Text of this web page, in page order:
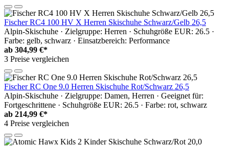
Fischer RC4 100 HV X Herren Skischuhe Schwarz/Gelb 26,5
Alpin-Skischuhe · Zielgruppe: Herren · Schuhgröße EUR: 26.5 ·
Farbe: gelb, schwarz · Einsatzbereich: Performance
ab 304,99 €*
3 Preise vergleichen
Fischer RC One 9.0 Herren Skischuhe Rot/Schwarz 26,5
Alpin-Skischuhe · Zielgruppe: Damen, Herren · Geeignet für:
Fortgeschrittene · Schuhgröße EUR: 26.5 · Farbe: rot, schwarz
ab 214,99 €*
4 Preise vergleichen